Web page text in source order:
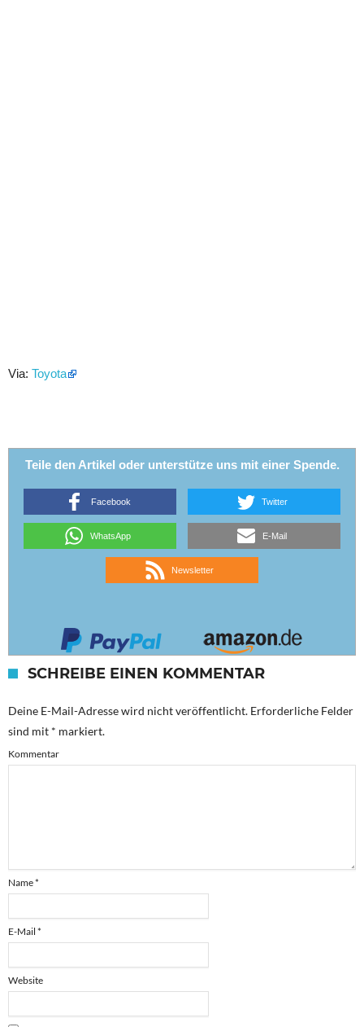
Via: Toyota
Teile den Artikel oder unterstütze uns mit einer Spende.
Facebook Twitter
WhatsApp E-Mail
Newsletter
SCHREIBE EINEN KOMMENTAR
Deine E-Mail-Adresse wird nicht veröffentlicht. Erforderliche Felder
sind mit * markiert.
Kommentar
Name*
E-Mail *
Website